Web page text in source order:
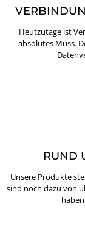
Heutzutage ist
absolutes Muss.
RUND
Unsere Produkte
sind noch dazu von